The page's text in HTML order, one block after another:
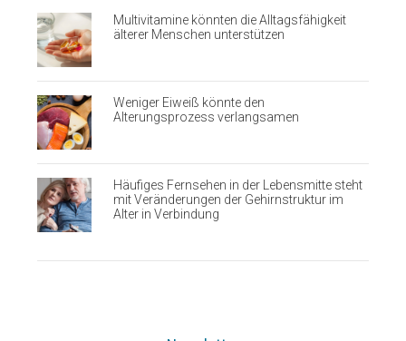
Multivitamine könnten die Alltagsfähigkeit
älterer Menschen unterstützen
Weniger Eiweiß könnte den
Alterungsprozess verlangsamen
Häufiges Fernsehen in der Lebensmitte steht
mit Veränderungen der Gehirnstruktur im
Alter in Verbindung